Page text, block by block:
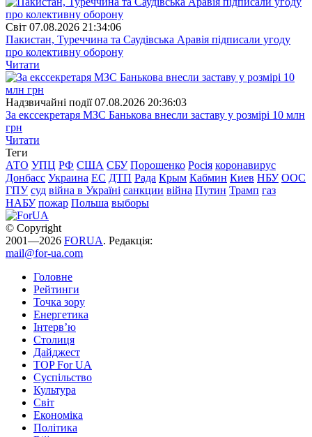
Свiт 07.08.2026 21:34:06
Пакистан, Туреччина та Саудівська Аравія підписали угоду
про колективну оборону
Читати
Надзвичайні події 07.08.2026 20:36:03
За екссекретаря МЗС Банькова внесли заставу у розмірі 10 млн
грн
Читати
Теги
АТО УПЦ РФ США СБУ Порошенко Росія коронавирус
Донбасс Украина ЕС ДТП Рада Крым Кабмин Киев НБУ ООС
ГПУ суд війна в Україні санкции війна Путин Трамп газ
НАБУ пожар Польша выборы
© Copyright
2001—2026 FORUA. Редакція:
mail@for-ua.com
Головне
Рейтинги
Точка зору
Енергетика
Інтерв’ю
Столиця
Дайджест
TOP For UA
Суспiльство
Культура
Світ
Економіка
Політика